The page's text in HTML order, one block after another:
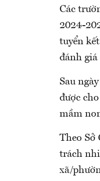
Các
2024-
tuyển
đánh
Sau
được
mầm
Theo Sở
trách
xã/